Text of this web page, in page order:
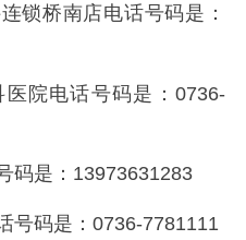
锁桥南店电话号码是：
院电话号码是： 0736-
码是： 13973631283
号码是： 0736-7781111